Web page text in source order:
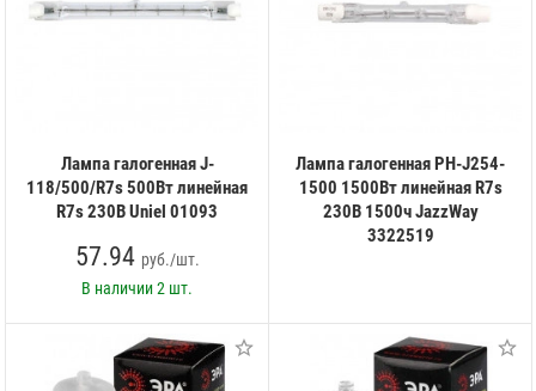
Лампа галогенная J-
118/500/R7s 500Вт линейная
R7s 230В Uniel 01093
57.94 руб./шт.
В наличии2 шт.
Лампа галогенная PH-J254-
1500 1500Вт линейная R7s
230В 1500ч JazzWay
3322519